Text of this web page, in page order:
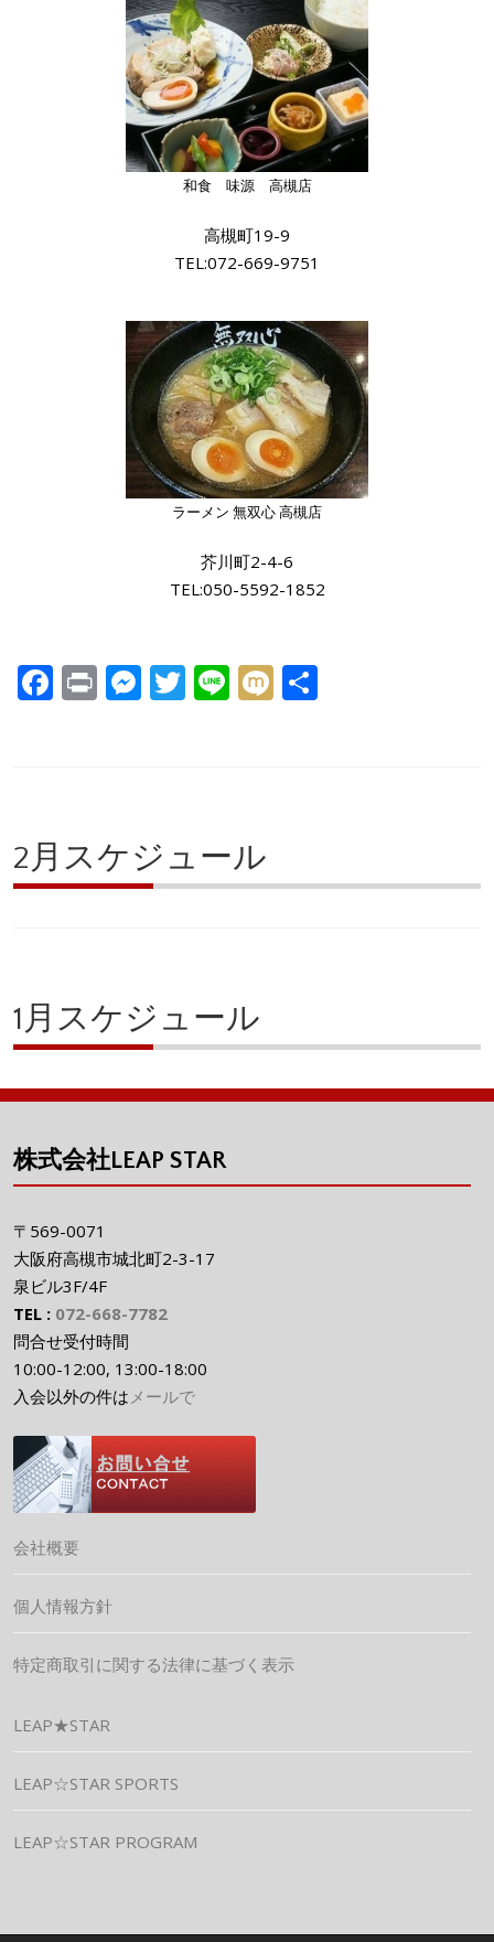
和食 味源 高槻店
高槻町19-9
TEL:072-669-9751
ラーメン 無双心 高槻店
芥川町2-4-6
TEL:050-5592-1852
F
o
k
Pr M
g
er
T Li M
2月スケジュール
1月スケジュール
株式会社LEAP STAR
〒569-0071
大阪府高槻市城北町2-3-17
泉ビル3F/4F
TEL : 072-668-7782
問合せ受付時間
10:00-12:00, 13:00-18:00
入会以外の件はメールで
会社概要
個人情報方針
特定商取引に関する法律に基づく表示
LEAP★STAR
LEAP☆STAR SPORTS
LEAP☆STAR PROGRAM